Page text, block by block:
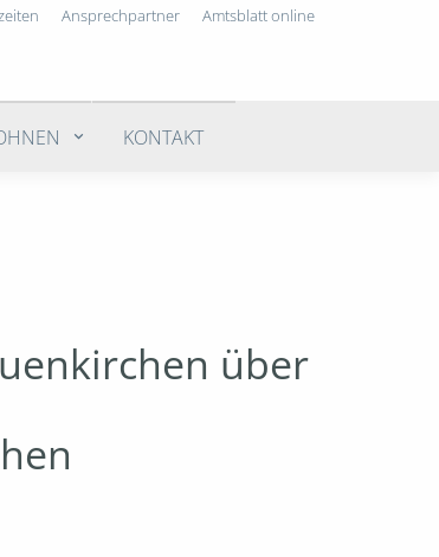
Ansprechpartner Amtsblatt online
KONTAKT
über